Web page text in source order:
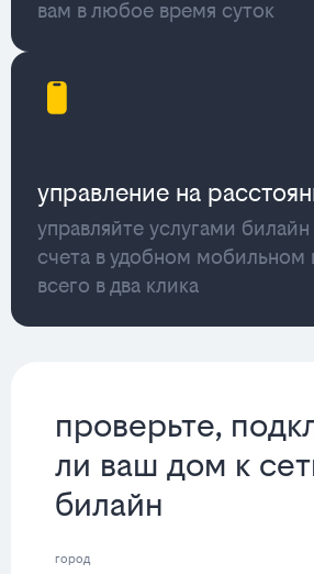
вам в любое время суток
управление на
управляйте услугами
счета в удобном
всего в два клика
проверьте,
ли ваш дом к
билайн
город